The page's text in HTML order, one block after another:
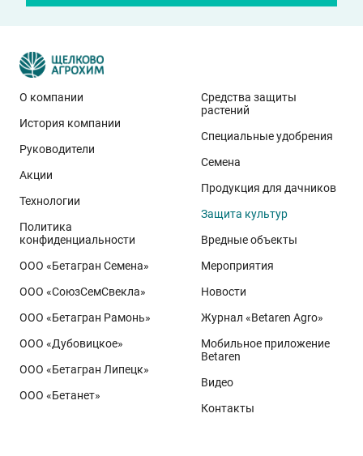
О компании
История компании
Руководители
Акции
Технологии
Политика
конфиденциальности
ООО «Бетагран Семена»
ООО «СоюзСемСвекла»
ООО «Бетагран Рамонь»
ООО «Дубовицкое»
ООО «Бетагран Липецк»
ООО «Бетанет»
Средства защиты
растений
Специальные удобрения
Семена
Продукция для дачников
Защита культур
Вредные объекты
Мероприятия
Новости
Журнал «Betaren Agro»
Мобильное приложение
Betaren
Видео
Контакты